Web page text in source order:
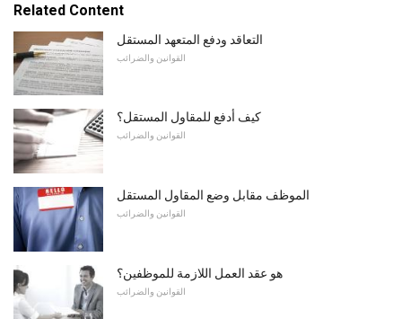
Related Content
التعاقد ودفع المتعهد المستقل
القوانين والضرائب
كيف أدفع للمقاول المستقل؟
القوانين والضرائب
الموظف مقابل وضع المقاول المستقل
القوانين والضرائب
هو عقد العمل اللازمة للموظفين؟
القوانين والضرائب